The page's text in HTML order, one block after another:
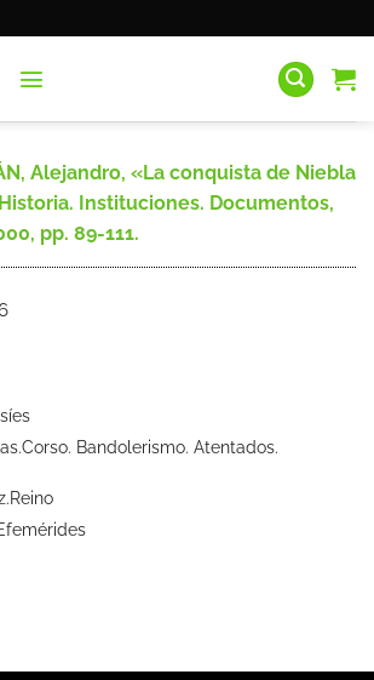
Alejandro, «La conquista de Niebla
Instituciones. Documentos,
pp. 89-111.
Bandolerismo. Atentados.